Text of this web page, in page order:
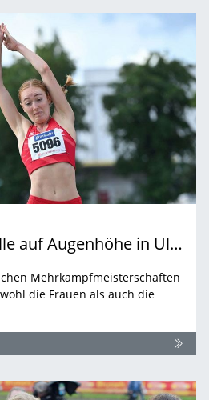
Mehrkampf-Duelle auf Augenhöhe in Ulm
Mehrkampfmeisterschaften
die Frauen als auch die